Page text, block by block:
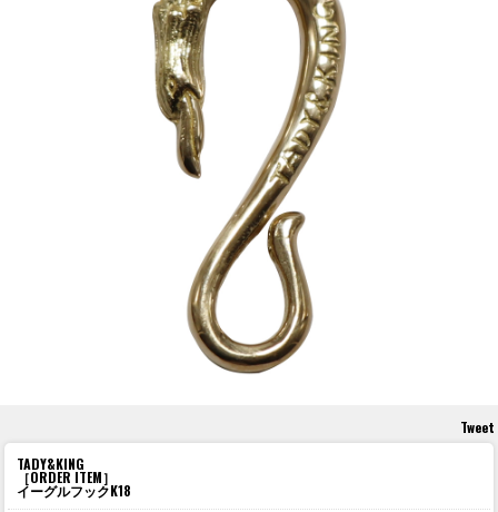
Tweet
TADY&KING
［ORDER ITEM］
イーグルフックK18